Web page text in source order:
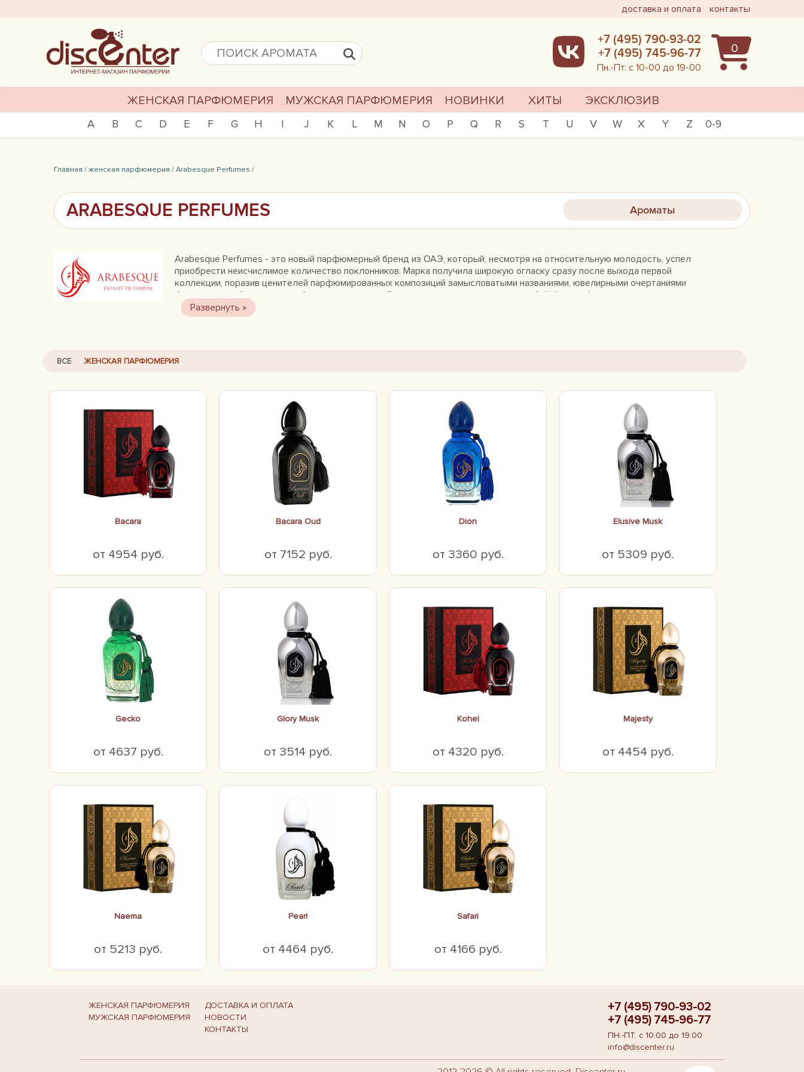
доставка и оплата контакты
0
+7 (495) 790-93-02
+7 (495) 745-96-77
Пн.-Пт. с 10-00 до 19-00
ЖЕНСКАЯ ПАРФЮМЕРИЯ МУЖСКАЯ ПАРФЮМЕРИЯ НОВИНКИ ХИТЫ ЭКСКЛЮЗИВ
A B C D E F G H I J K L M N O P Q R S T U V W X Y Z 0-9
Главная /женская парфюмерия /Arabesque Perfumes /
ARABESQUE PERFUMES Ароматы
Arabesque Perfumes - это новый парфюмерный бренд из ОАЭ, который, несмотря на относительную молодость, успел
приобрести неисчислимое количество поклонников. Марка получила широкую огласку сразу после выхода первой
коллекции, поразив ценителей парфюмированных композиций замысловатыми названиями, ювелирными очертаниями
флаконов и небывалыми комбинациями запахов. Секрет успеха заключается в особой философии и стилистике, которые
зашифрованы уже в самом наименовании Arabesque Perfumes - "Причудливые духи". Замысел основателей
сконцентрирован на разработке чего-то уникального, не имеющего аналогов в мире и поражающего своей
ВСЕ ЖЕНСКАЯ ПАРФЮМЕРИЯ
Bacara
от 4954 руб.
Bacara Oud
от 7152 руб.
Dion
от 3360 руб.
Elusive Musk
от 5309 руб.
Gecko
от 4637 руб.
Glory Musk
от 3514 руб.
Kohel
от 4320 руб.
Majesty
от 4454 руб.
Naema
от 5213 руб.
Pearl
от 4464 руб.
Safari
от 4166 руб.
ЖЕНСКАЯ ПАРФЮМЕРИЯ
МУЖСКАЯ ПАРФЮМЕРИЯ
ДОСТАВКА И ОПЛАТА
НОВОСТИ
КОНТАКТЫ
+7 (495) 790-93-02
+7 (495) 745-96-77
ПН.-ПТ. с 10:00 до 19:00
info@discenter.ru